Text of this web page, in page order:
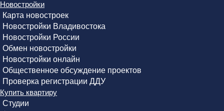
Новостройки
Карта новостроек
Новостройки Владивостока
Новостройки России
Обмен новостройки
Новостройки онлайн
Общественное обсуждение проектов
Проверка регистрации ДДУ
Купить квартиру
Студии